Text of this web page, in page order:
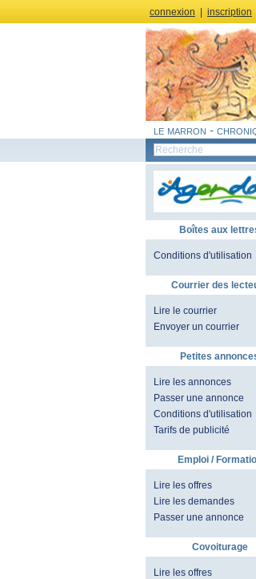
connexion inscription
le marron -
Boîtes aux
Conditions d'utilisation
Courrier des
Lire le courrier
Envoyer un courrier
Petites
Lire les annonces
Passer une annonce
Conditions d'utilisation
Tarifs de publicité
Emploi /
Lire les offres
Lire les demandes
Passer une annonce
Covoiturage
Lire les offres